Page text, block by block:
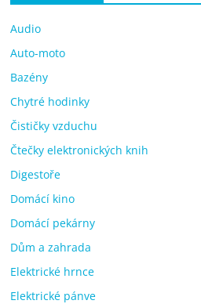
Audio
Auto-moto
Bazény
Chytré hodinky
Čističky vzduchu
Čtečky elektronických knih
Digestoře
Domácí kino
Domácí pekárny
Dům a zahrada
Elektrické hrnce
Elektrické pánve